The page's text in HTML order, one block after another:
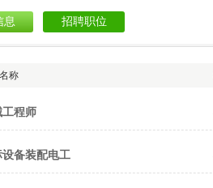
息 招聘职位
称
工程师
设备装配电工